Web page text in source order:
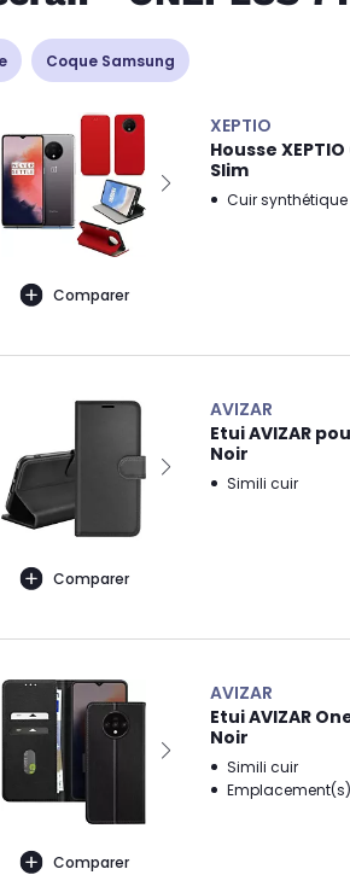
Coque Samsung
Comparer
XEPTIO
Housse
Slim
Cuir synthétique
Comparer
AVIZAR
Etui AVIZAR
Noir
Simili cuir
Comparer
AVIZAR
Etui AVIZAR
Noir
Simili cuir